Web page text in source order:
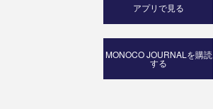
アプリで見る
MONOCO JOURNALを購読
する